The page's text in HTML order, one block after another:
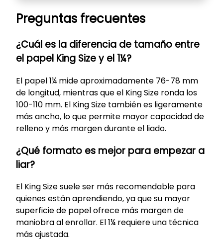
Preguntas frecuentes
¿Cuál es la diferencia de tamaño entre
el papel King Size y el 1¼?
El papel 1¼ mide aproximadamente 76-78 mm
de longitud, mientras que el King Size ronda los
100-110 mm. El King Size también es ligeramente
más ancho, lo que permite mayor capacidad de
relleno y más margen durante el liado.
¿Qué formato es mejor para empezar a
liar?
El King Size suele ser más recomendable para
quienes están aprendiendo, ya que su mayor
superficie de papel ofrece más margen de
maniobra al enrollar. El 1¼ requiere una técnica
más ajustada.